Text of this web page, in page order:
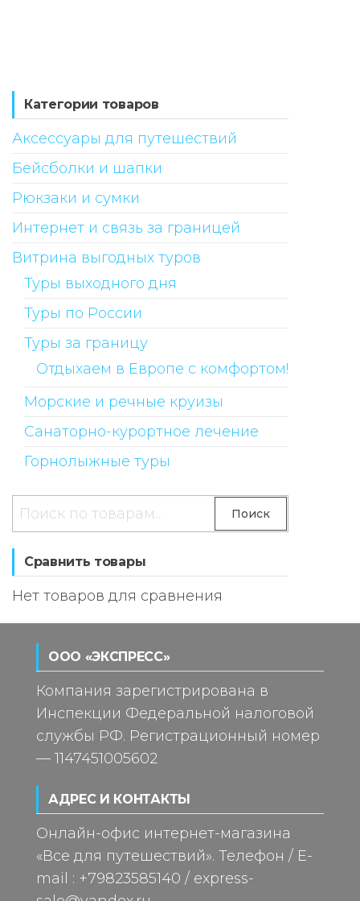
Категории товаров
Аксессуары для путешествий
Бейсболки и шапки
Рюкзаки и сумки
Интернет и связь за границей
Витрина выгодных туров
Туры выходного дня
Туры по России
Туры за границу
Отдыхаем в Европе с комфортом!
Морские и речные круизы
Санаторно-курортное лечение
Горнолыжные туры
Искать: Поиск
Сравнить товары
Нет товаров для сравнения
ООО «ЭКСПРЕСС»
Компания зарегистрирована в
Инспекции Федеральной налоговой
службы РФ. Регистрационный номер
— 1147451005602
АДРЕС И КОНТАКТЫ
Онлайн-офис интернет-магазина
«Все для путешествий». Телефон / E-
mail : +79823585140 / express-